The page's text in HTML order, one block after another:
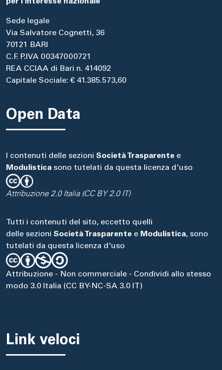
Sede legale
Via Salvatore Cognetti, 36
70121 BARI
C.F. P.IVA 00347000721
REA CCIAA di Bari n. 414092
Capitale Sociale: € 41.385.573,60
Open Data
I contenuti delle sezioni Società Trasparente e
Modulistica sono tutelati da questa licenza d'uso
Attribuzione 2.0 Italia (CC BY 2.0 IT)
Tutti i contenuti del sito, eccetto quelli
delle sezioni Società Trasparente e Modulistica, sono
tutelati da questa licenza d'uso
Attribuzione - Non commerciale - Condividi allo stesso
modo 3.0 Italia (CC BY-NC-SA 3.0 IT)
Link veloci